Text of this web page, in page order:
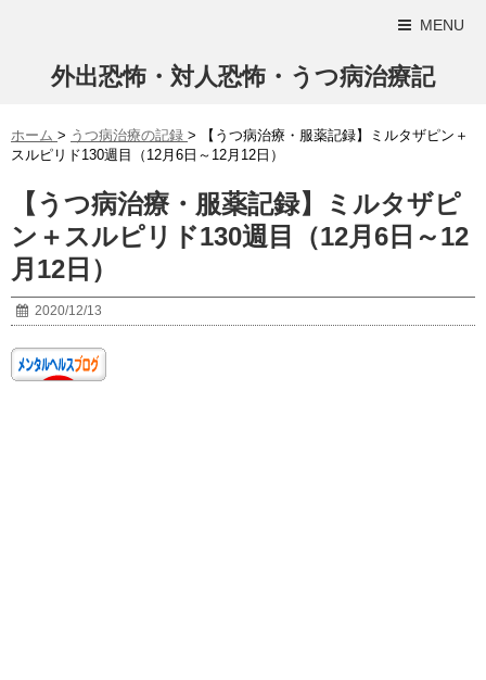
MENU
外出恐怖・対人恐怖・うつ病治療記
ホーム > うつ病治療の記録 >
【うつ病治療・服薬記録】ミルタザピン＋
スルピリド130週目（12月6日～12月12日）
【うつ病治療・服薬記録】ミルタザピ
ン＋スルピリド130週目（12月6日～12
月12日）
2020/12/13